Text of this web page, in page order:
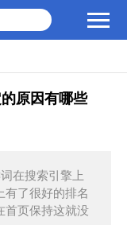
原因有哪些
在搜索引擎上
有了很好的排名
首页保持这就没